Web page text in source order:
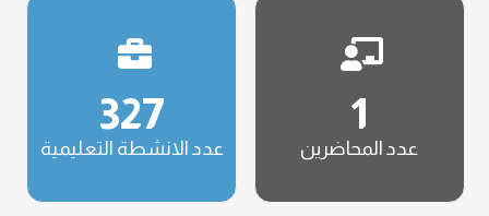
1
عدد المحاضرين
327
عدد الانشطة التعليمية